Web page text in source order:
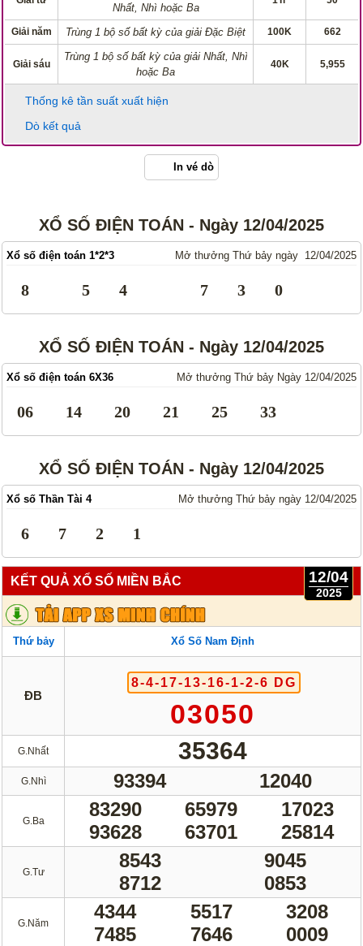
Nhất, Nhì hoặc Ba
Giải năm Trùng 1 bộ số bất kỳ của giải Đặc Biệt 100K 662
Giải sáu
Trùng 1 bộ số bất kỳ của giải Nhất, Nhì
hoặc Ba
40K 5,955
Thống kê tần suất xuất hiện
Dò kết quả
In vé dò
XỔ SỐ ĐIỆN TOÁN - Ngày 12/04/2025
Xổ số điện toán 1*2*3 Mở thưởng Thứ bảy ngày 12/04/2025
8 5 4 7 3 0
XỔ SỐ ĐIỆN TOÁN - Ngày 12/04/2025
Xổ số điện toán 6X36 Mở thưởng Thứ bảy Ngày 12/04/2025
06 14 20 21 25 33
XỔ SỐ ĐIỆN TOÁN - Ngày 12/04/2025
Xổ số Thần Tài 4 Mở thưởng Thứ bảy ngày 12/04/2025
6 7 2 1
12/04
2025
KẾT QUẢ XỔ SỐ MIỀN BẮC
Thứ bảy Xổ Số Nam Định
ĐB
8-4-17-13-16-1-2-6 DG
03050
G.Nhất 35364
G.Nhì 93394 12040
G.Ba
83290 65979
17023
93628
63701 25814
G.Tư
8543
9045
8712
0853
G.Năm
4344 5517
3208
7485
7646 0009